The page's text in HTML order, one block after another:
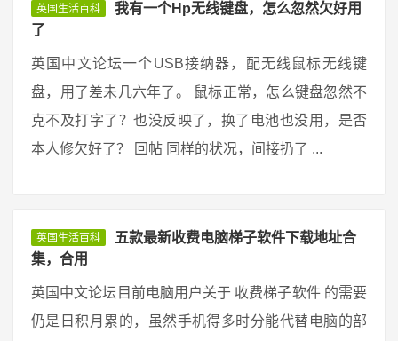
英国生活百科
我有一个Hp无线键盘，怎么忽然欠好用
了
英国中文论坛一个USB接纳器，配无线鼠标无线键
盘，用了差未几六年了。 鼠标正常，怎么键盘忽然不
克不及打字了？也没反映了，换了电池也没用，是否
本人修欠好了？ 回帖 同样的状况，间接扔了 ...
英国生活百科
五款最新收费电脑梯子软件下载地址合
集，合用
英国中文论坛目前电脑用户关于 收费梯子软件 的需要
仍是日积月累的，虽然手机得多时分能代替电脑的部